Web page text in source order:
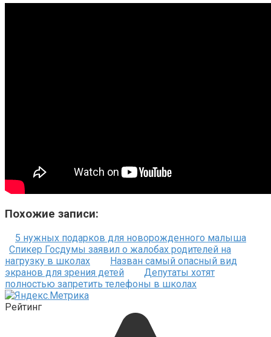
Похожие записи:
5 нужных подарков для новорожденного малыша
Спикер Госдумы заявил о жалобах родителей на
нагрузку в школах
Назван самый опасный вид
экранов для зрения детей
Депутаты хотят
полностью запретить телефоны в школах
Рейтинг